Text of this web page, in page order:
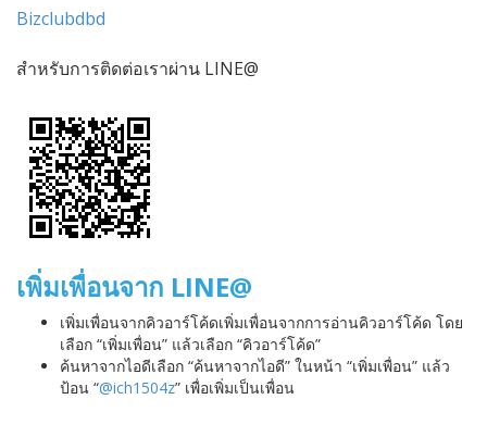
Bizclubdbd
สำหรับการติดต่อเราผ่าน LINE@
เพิ่มเพื่อนจาก LINE@
เพิ่มเพื่อนจากคิวอาร์โค้ดเพิ่มเพื่อนจากการอ่านคิวอาร์โค้ด โดย
เลือก “เพิ่มเพื่อน” แล้วเลือก “คิวอาร์โค้ด”
ค้นหาจากไอดีเลือก “ค้นหาจากไอดี” ในหน้า “เพิ่มเพื่อน” แล้ว
ป้อน “@ich1504z” เพื่อเพิ่มเป็นเพื่อน